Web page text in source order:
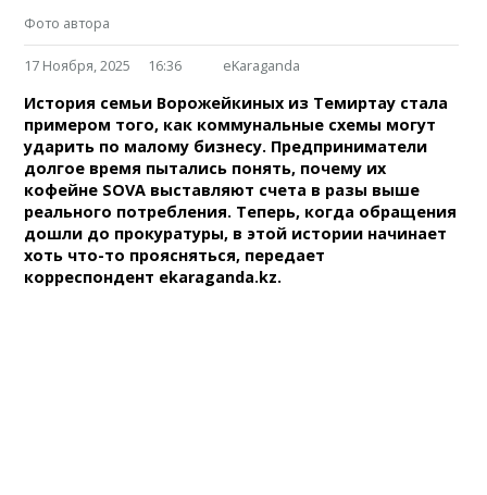
Фото автора
17 Ноября, 2025 16:36 eKaraganda
История семьи Ворожейкиных из Темиртау стала
примером того, как коммунальные схемы могут
ударить по малому бизнесу. Предприниматели
долгое время пытались понять, почему их
кофейне SOVA выставляют счета в разы выше
реального потребления. Теперь, когда обращения
дошли до прокуратуры, в этой истории начинает
хоть что-то проясняться, передает
корреспондент ekaraganda.kz.